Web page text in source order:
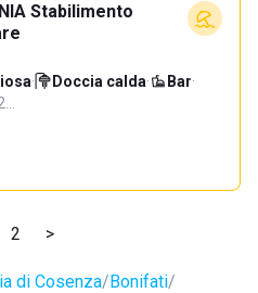
Stabilimento
· Doccia calda· Bar·
2 >
di Cosenza Bonifati